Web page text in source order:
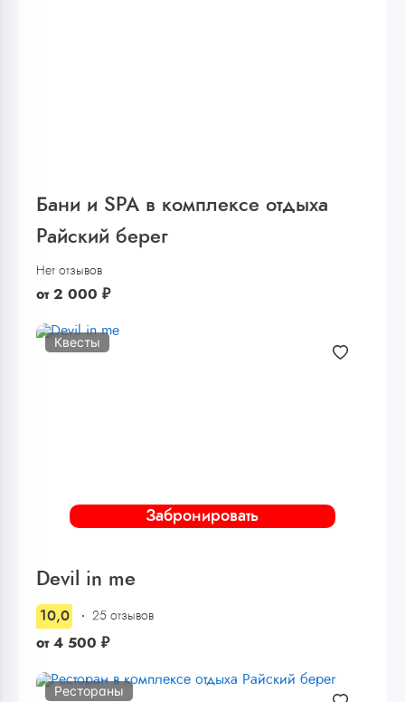
Бани и SPA в комплексе отдыха
Райский берег
Нет отзывов
от 2 000 ₽
Забронировать
Квесты
Devil in me
10,0 25 отзывов
от 4 500 ₽
Рестораны